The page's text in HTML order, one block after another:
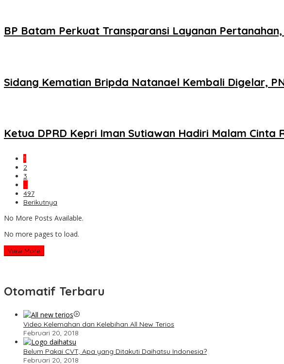
BP Batam Perkuat Transparansi Layanan
Sidang Kematian Bripda Natanael Kembali Digelar,
Ketua DPRD Kepri Iman Sutiawan Hadiri Malam
1
2
3
…
497
Berikutnya
No More Posts Available.
No more pages to load.
View More
Otomatif Terbaru
Video Kelemahan dan Kelebihan All New Terios
Februari 20, 2018
Belum Pakai CVT, Apa yang Ditakuti Daihatsu Indonesia?
Februari 20, 2018